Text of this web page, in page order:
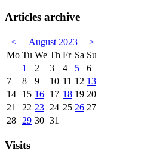
Articles archive
< August 2023
>
Mo Tu We Th Fr Sa Su
1
2 3 4 5
6
7
8 9 10 11 12 13
14
15 16 17 18 19 20
21
22 23 24 25 26 27
28
29 30 31
Visits